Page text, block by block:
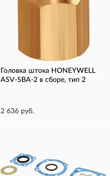
Головка штока HONEYWELL
ASV-SBA-2 в сборе, тип 2
2 636 руб.